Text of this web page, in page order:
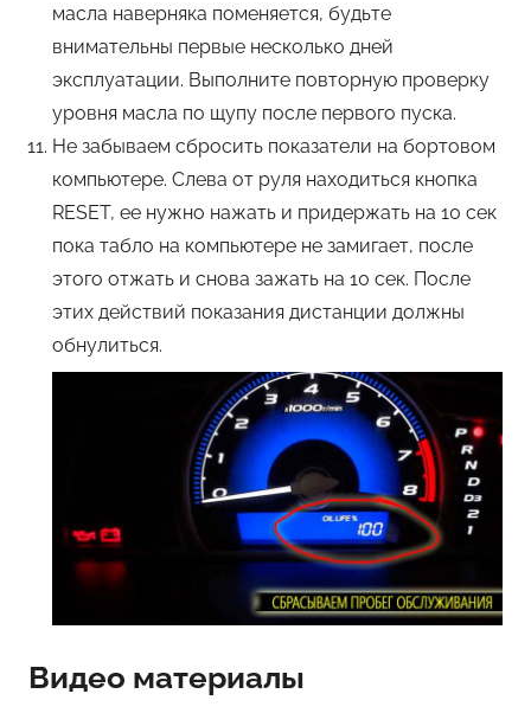
масла наверняка поменяется, будьте
внимательны первые несколько дней
эксплуатации. Выполните повторную проверку
уровня масла по щупу после первого пуска.
Не забываем сбросить показатели на бортовом
компьютере. Слева от руля находиться кнопка
RESET, ее нужно нажать и придержать на 10 сек
пока табло на компьютере не замигает, после
этого отжать и снова зажать на 10 сек. После
этих действий показания дистанции должны
обнулиться.
Видео материалы